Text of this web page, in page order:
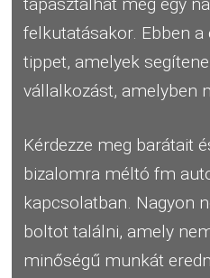
felkutatásakor. Ebben
tippet, amelyek
vállalkozást, amelyben
Kérdezze meg barátait
bizalomra méltó fm
kapcsolatban. Nagyon
boltot találni, amely
minőségű munkát